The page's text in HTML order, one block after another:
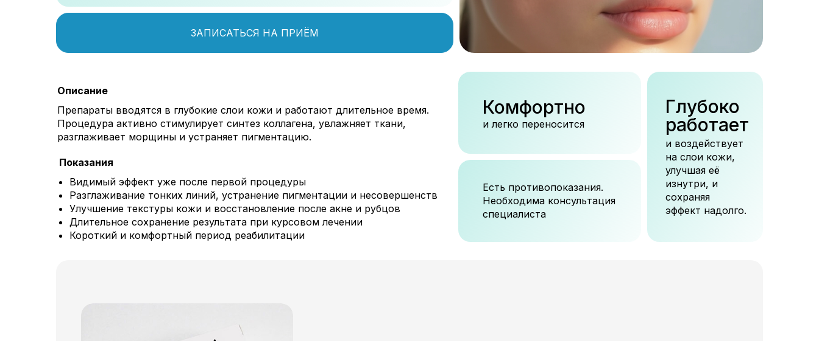
ЗАПИСАТЬСЯ НА ПРИЁМ
Препараты вводятся в глубокие слои кожи и работают длительное время.
Процедура активно стимулирует синтез коллагена, увлажняет ткани,
разглаживает морщины и устраняет пигментацию.
Описание
Показания
и воздействует
на слои кожи,
улучшая её
изнутри, и
сохраняя
эффект надолго.
Глубоко
работает
Есть противопоказания.
Необходима консультация
специалиста
и легко переносится
Комфортно
Видимый эффект уже после первой процедуры
Разглаживание тонких линий, устранение пигментации и несовершенств
Улучшение текстуры кожи и восстановление после акне и рубцов
Длительное сохранение результата при курсовом лечении
Короткий и комфортный период реабилитации